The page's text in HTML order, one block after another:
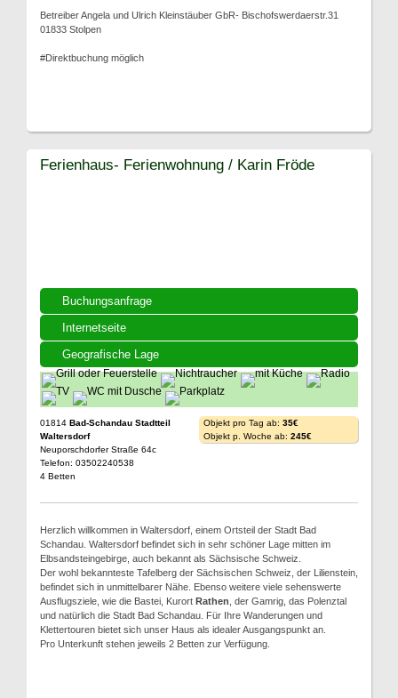
Betreiber Angela und Ulrich Kleinstäuber GbR- Bischofswerdaerstr.31
01833 Stolpen
#Direktbuchung möglich
Buchungsanfrage
Internetseite
Geografische Lage
Ferienhaus- Ferienwohnung / Karin Fröde
01814 Bad-Schandau Stadtteil
Waltersdorf
Neuporschdorfer Straße 64c
Telefon: 03502240538
4 Betten
Objekt pro Tag ab: 35€
Objekt p. Woche ab: 245€
Herzlich willkommen in Waltersdorf, einem Ortsteil der Stadt Bad
Schandau. Waltersdorf befindet sich in sehr schöner Lage mitten im
Elbsandsteingebirge, auch bekannt als Sächsische Schweiz.
Der wohl bekannteste Tafelberg der Sächsischen Schweiz, der Lilienstein,
befindet sich in unmittelbarer Nähe. Ebenso weitere viele sehenswerte
Ausflugsziele, wie die Bastei, Kurort Rathen , der Gamrig, das Polenztal
und natürlich die Stadt Bad Schandau. Für Ihre Wanderungen und
Klettertouren bietet sich unser Haus als idealer Ausgangspunkt an.
Pro Unterkunft stehen jeweils 2 Betten zur Verfügung.